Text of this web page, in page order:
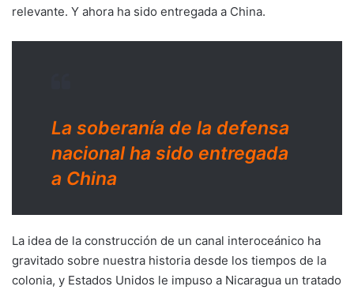
relevante. Y ahora ha sido entregada a China.
La soberanía de la defensa
nacional ha sido entregada
a China
La idea de la construcción de un canal interoceánico ha
gravitado sobre nuestra historia desde los tiempos de la
colonia, y Estados Unidos le impuso a Nicaragua un tratado